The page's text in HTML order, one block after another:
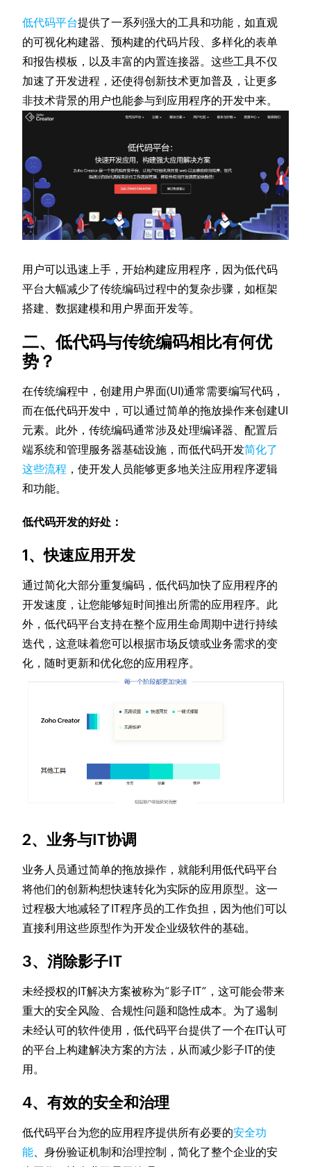
低代码平台提供了一系列强大的工具和功能，如直观
的可视化构建器、预构建的代码片段、多样化的表单
和报告模板，以及丰富的内置连接器。这些工具不仅
加速了开发进程，还使得创新技术更加普及，让更多
非技术背景的用户也能参与到应用程序的开发中来。
用户可以迅速上手，开始构建应用程序，因为低代码
平台大幅减少了传统编码过程中的复杂步骤，如框架
搭建、数据建模和用户界面开发等。
二、低代码与传统编码相比有何优
势？
在传统编程中，创建用户界面(UI)通常需要编写代码，
而在低代码开发中，可以通过简单的拖放操作来创建UI
元素。此外，传统编码通常涉及处理编译器、配置后
端系统和管理服务器基础设施，而低代码开发简化了
这些流程 ，使开发人员能够更多地关注应用程序逻辑
和功能。
低代码开发的好处：
1、快速应用开发
通过简化大部分重复编码，低代码加快了应用程序的
开发速度，让您能够短时间推出所需的应用程序。此
外，低代码平台支持在整个应用生命周期中进行持续
迭代，这意味着您可以根据市场反馈或业务需求的变
化，随时更新和优化您的应用程序。
2、业务与IT协调
业务人员通过简单的拖放操作，就能利用低代码平台
将他们的创新构想快速转化为实际的应用原型。这一
过程极大地减轻了IT程序员的工作负担，因为他们可以
直接利用这些原型作为开发企业级软件的基础。
3、消除影子IT
未经授权的IT解决方案被称为“影子IT”，这可能会带来
重大的安全风险、合规性问题和隐性成本。为了遏制
未经认可的软件使用，低代码平台提供了一个在IT认可
的平台上构建解决方案的方法，从而减少影子IT的使
用。
4、有效的安全和治理
低代码平台为您的应用程序提供所有必要的安全功
能、身份验证机制和治理控制，简化了整个企业的安